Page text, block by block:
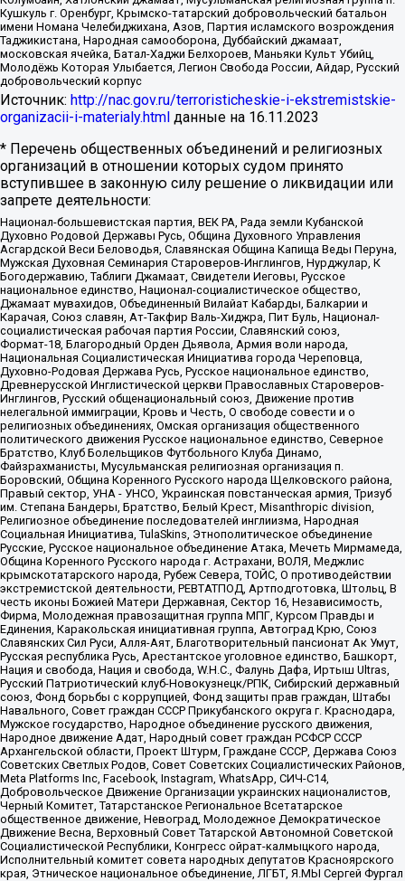
Кушкуль г. Оренбург, Крымско-татарский добровольческий батальон
имени Номана Челебиджихана, Азов, Партия исламского возрождения
Таджикистана, Народная самооборона, Дуббайский джамаат,
московская ячейка, Батал-Хаджи Белхороев, Маньяки Культ Убийц,
Молодёжь Которая Улыбается, Легион Свобода России, Айдар, Русский
добровольческий корпус
Источник: http://nac.gov.ru/terroristicheskie-i-ekstremistskie-
organizacii-i-materialy.html данные на 16.11.2023
* Перечень общественных объединений и религиозных
организаций в отношении которых судом принято
вступившее в законную силу решение о ликвидации или
запрете деятельности:
Национал-большевистская партия, ВЕК РА, Рада земли Кубанской
Духовно Родовой Державы Русь, Община Духовного Управления
Асгардской Веси Беловодья, Славянская Община Капища Веды Перуна,
Мужская Духовная Семинария Староверов-Инглингов, Нурджулар, К
Богодержавию, Таблиги Джамаат, Свидетели Иеговы, Русское
национальное единство, Национал-социалистическое общество,
Джамаат мувахидов, Объединенный Вилайат Кабарды, Балкарии и
Карачая, Союз славян, Ат-Такфир Валь-Хиджра, Пит Буль, Национал-
социалистическая рабочая партия России, Славянский союз,
Формат-18, Благородный Орден Дьявола, Армия воли народа,
Национальная Социалистическая Инициатива города Череповца,
Духовно-Родовая Держава Русь, Русское национальное единство,
Древнерусской Инглистической церкви Православных Староверов-
Инглингов, Русский общенациональный союз, Движение против
нелегальной иммиграции, Кровь и Честь, О свободе совести и о
религиозных объединениях, Омская организация общественного
политического движения Русское национальное единство, Северное
Братство, Клуб Болельщиков Футбольного Клуба Динамо,
Файзрахманисты, Мусульманская религиозная организация п.
Боровский, Община Коренного Русского народа Щелковского района,
Правый сектор, УНА - УНСО, Украинская повстанческая армия, Тризуб
им. Степана Бандеры, Братство, Белый Крест, Misanthropic division,
Религиозное объединение последователей инглиизма, Народная
Социальная Инициатива, TulaSkins, Этнополитическое объединение
Русские, Русское национальное объединение Атака, Мечеть Мирмамеда,
Община Коренного Русского народа г. Астрахани, ВОЛЯ, Меджлис
крымскотатарского народа, Рубеж Севера, ТОЙС, О противодействии
экстремистской деятельности, РЕВТАТПОД, Артподготовка, Штольц, В
честь иконы Божией Матери Державная, Сектор 16, Независимость,
Фирма, Молодежная правозащитная группа МПГ, Курсом Правды и
Единения, Каракольская инициативная группа, Автоград Крю, Союз
Славянских Сил Руси, Алля-Аят, Благотворительный пансионат Ак Умут,
Русская республика Русь, Арестантское уголовное единство, Башкорт,
Нация и свобода, Нация и свобода, W.H.С., Фалунь Дафа, Иртыш Ultras,
Русский Патриотический клуб-Новокузнецк/РПК, Сибирский державный
союз, Фонд борьбы с коррупцией, Фонд защиты прав граждан, Штабы
Навального, Совет граждан СССР Прикубанского округа г. Краснодара,
Мужское государство, Народное объединение русского движения,
Народное движение Адат, Народный совет граждан РСФСР СССР
Архангельской области, Проект Штурм, Граждане СССР, Держава Союз
Советских Светлых Родов, Совет Советских Социалистических Районов,
Meta Platforms Inc, Facebook, Instagram, WhatsApp, СИЧ-С14,
Добровольческое Движение Организации украинских националистов,
Черный Комитет, Татарстанское Региональное Всетатарское
общественное движение, Невоград, Молодежное Демократическое
Движение Весна, Верховный Совет Татарской Автономной Советской
Социалистической Республики, Конгресс ойрат-калмыцкого народа,
Исполнительный комитет совета народных депутатов Красноярского
края, Этническое национальное объединение, ЛГБТ, Я.МЫ Сергей Фургал